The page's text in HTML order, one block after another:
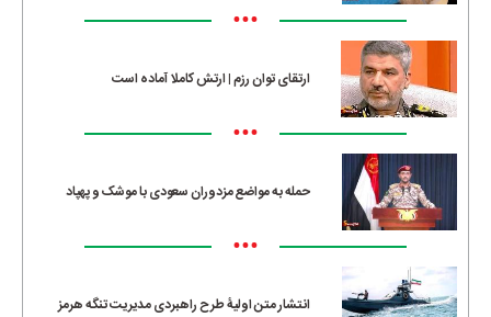
•••
ارتقای توان رزم | ارتش کاملا آماده است
•••
حمله به مواضع مزدوران سعودی با موشک و پهپاد
•••
انتشار متن اولیۀ طرح راهبردی مدیریت تنگه هرمز